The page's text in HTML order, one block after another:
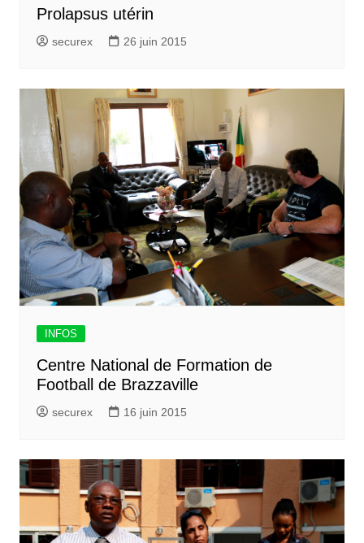
Prolapsus utérin
securex 26 juin 2015
INFOS
Centre National de Formation de
Football de Brazzaville
securex 16 juin 2015